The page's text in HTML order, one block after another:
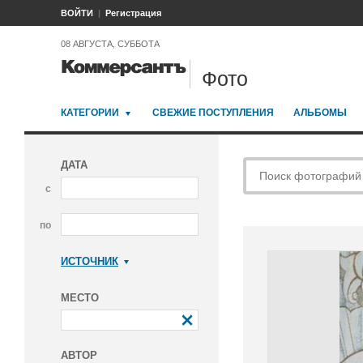
ВОЙТИ Регистрация
08 АВГУСТА, СУББОТА
Фото
КАТЕГОРИИ СВЕЖИЕ ПОСТУПЛЕНИЯ АЛЬБОМЫ
ДАТА
с
по
ИСТОЧНИК
МЕСТО
АВТОР